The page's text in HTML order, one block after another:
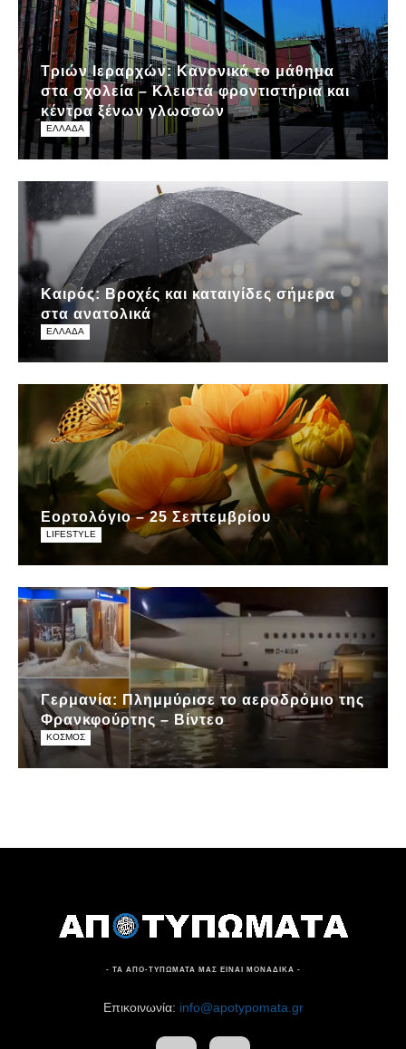
Τριών Ιεραρχών: Κανονικά το μάθημα
στα σχολεία – Κλειστά φροντιστήρια και
κέντρα ξένων γλωσσών
ΕΛΛΑΔΑ
Καιρός: Βροχές και καταιγίδες σήμερα
στα ανατολικά
ΕΛΛΑΔΑ
Εορτολόγιο – 25 Σεπτεμβρίου
LIFESTYLE
Γερμανία: Πλημμύρισε το αεροδρόμιο της
Φρανκφούρτης – Βίντεο
ΚΟΣΜΟΣ
- ΤΑ ΑΠΟ-ΤΥΠΩΜΑΤΑ ΜΑΣ ΕΙΝΑΙ ΜΟΝΑΔΙΚΑ -
Επικοινωνία: info@apotypomata.gr